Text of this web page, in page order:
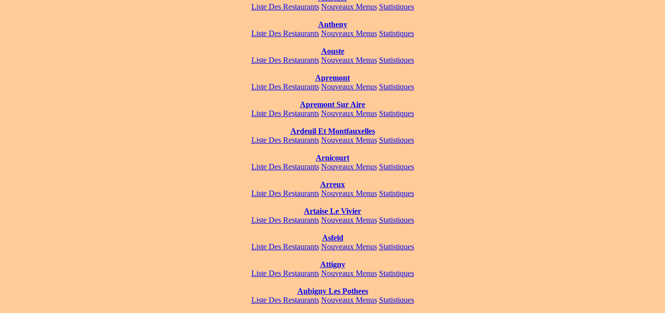
Liste Des Restaurants Nouveaux Menus Statistiques
Antheny
Liste Des Restaurants Nouveaux Menus Statistiques
Aouste
Liste Des Restaurants Nouveaux Menus Statistiques
Apremont
Liste Des Restaurants Nouveaux Menus Statistiques
Apremont Sur Aire
Liste Des Restaurants Nouveaux Menus Statistiques
Ardeuil Et Montfauxelles
Liste Des Restaurants Nouveaux Menus Statistiques
Arnicourt
Liste Des Restaurants Nouveaux Menus Statistiques
Arreux
Liste Des Restaurants Nouveaux Menus Statistiques
Artaise Le Vivier
Liste Des Restaurants Nouveaux Menus Statistiques
Asfeld
Liste Des Restaurants Nouveaux Menus Statistiques
Attigny
Liste Des Restaurants Nouveaux Menus Statistiques
Aubigny Les Pothees
Liste Des Restaurants Nouveaux Menus Statistiques